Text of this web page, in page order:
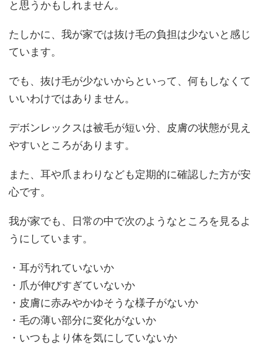
と思うかもしれません。
たしかに、我が家では抜け毛の負担は少ないと感じ
ています。
でも、抜け毛が少ないからといって、何もしなくて
いいわけではありません。
デボンレックスは被毛が短い分、皮膚の状態が見え
やすいところがあります。
また、耳や爪まわりなども定期的に確認した方が安
心です。
我が家でも、日常の中で次のようなところを見るよ
うにしています。
・耳が汚れていないか
・爪が伸びすぎていないか
・皮膚に赤みやかゆそうな様子がないか
・毛の薄い部分に変化がないか
・いつもより体を気にしていないか